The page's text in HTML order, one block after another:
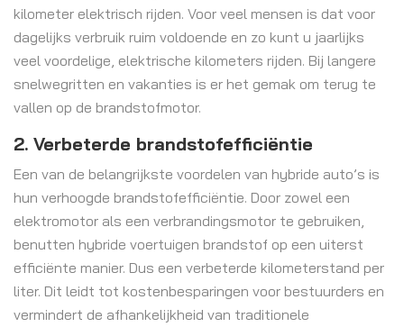
kilometer elektrisch rijden. Voor veel mensen is dat voor
dagelijks verbruik ruim voldoende en zo kunt u jaarlijks
veel voordelige, elektrische kilometers rijden. Bij langere
snelwegritten en vakanties is er het gemak om terug te
vallen op de brandstofmotor.
2. Verbeterde brandstofefficiëntie
Een van de belangrijkste voordelen van hybride auto’s is
hun verhoogde brandstofefficiëntie. Door zowel een
elektromotor als een verbrandingsmotor te gebruiken,
benutten hybride voertuigen brandstof op een uiterst
efficiënte manier. Dus een verbeterde kilometerstand per
liter. Dit leidt tot kostenbesparingen voor bestuurders en
vermindert de afhankelijkheid van traditionele